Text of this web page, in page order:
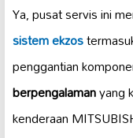
Ya, pusat servis ini
sistem ekzos
penggantian
berpengalamanyang
kenderaan